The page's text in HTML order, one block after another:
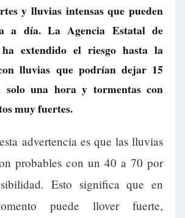
y lluvias intensas que pueden
a día. La Agencia Estatal de
extendido el riesgo hasta la
lluvias que podrían dejar 15
solo una hora y tormentas con
muy fuertes.
advertencia es que las lluvias
probables con un 40 a 70 por
Esto significa que en
puede llover fuerte,